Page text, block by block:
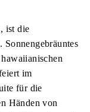
ist die
im
für die
Händen von